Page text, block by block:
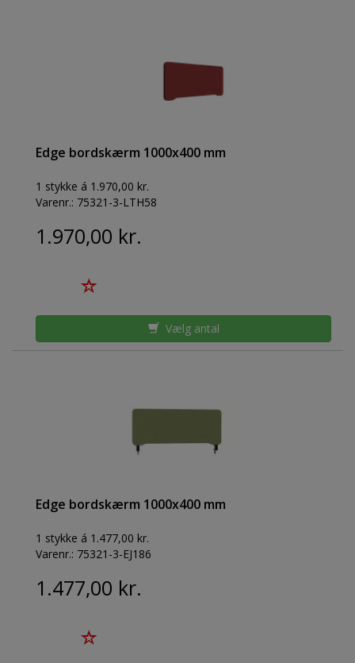
Edge bordskærm 1000x400 mm
1 stykke á 1.970,00 kr.
Varenr.: 75321-3-LTH58
1.970,00 kr.
Vælg antal
Edge bordskærm 1000x400 mm
1 stykke á 1.477,00 kr.
Varenr.: 75321-3-EJ186
1.477,00 kr.